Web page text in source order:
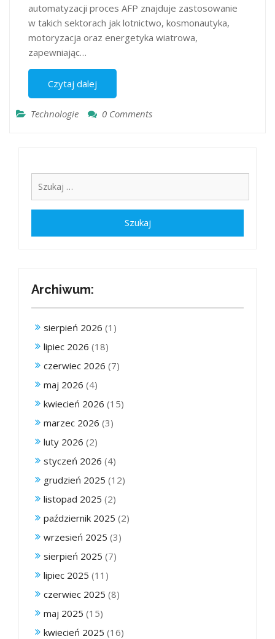
automatyzacji proces AFP znajduje zastosowanie
w takich sektorach jak lotnictwo, kosmonautyka,
motoryzacja oraz energetyka wiatrowa,
zapewniając…
Czytaj dalej
Technologie 0 Comments
Archiwum:
sierpień 2026 (1)
lipiec 2026 (18)
czerwiec 2026 (7)
maj 2026 (4)
kwiecień 2026 (15)
marzec 2026 (3)
luty 2026 (2)
styczeń 2026 (4)
grudzień 2025 (12)
listopad 2025 (2)
październik 2025 (2)
wrzesień 2025 (3)
sierpień 2025 (7)
lipiec 2025 (11)
czerwiec 2025 (8)
maj 2025 (15)
kwiecień 2025 (16)